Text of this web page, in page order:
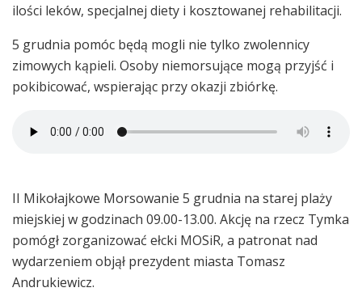
ilości leków, specjalnej diety i kosztowanej rehabilitacji.
5 grudnia pomóc będą mogli nie tylko zwolennicy
zimowych kąpieli. Osoby niemorsujące mogą przyjść i
pokibicować, wspierając przy okazji zbiórkę.
II Mikołajkowe Morsowanie 5 grudnia na starej plaży
miejskiej w godzinach 09.00-13.00. Akcję na rzecz Tymka
pomógł zorganizować ełcki MOSiR, a patronat nad
wydarzeniem objął prezydent miasta Tomasz
Andrukiewicz.